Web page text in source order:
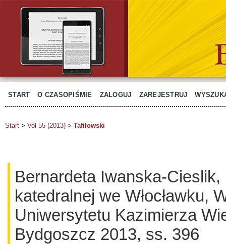
START O CZASOPIŚMIE ZALOGUJ ZAREJESTRUJ
Start > Vol 55 (2013) > Tafiłowski
Bernardeta Iwanska-Cieslik,
katedralnej we Włocławku,
Uniwersytetu Kazimierza
Bydgoszcz 2013, ss. 396